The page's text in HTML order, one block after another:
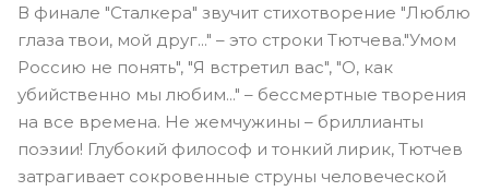
В финале "Сталкера" звучит стихотворение "Люблю
глаза твои, мой друг..." – это строки Тютчева."Умом
Россию не понять", "Я встретил вас", "О, как
убийственно мы любим..." – бессмертные творения
на все времена. Не жемчужины – бриллианты
поэзии! Глубокий философ и тонкий лирик, Тютчев
затрагивает сокровенные струны человеческой